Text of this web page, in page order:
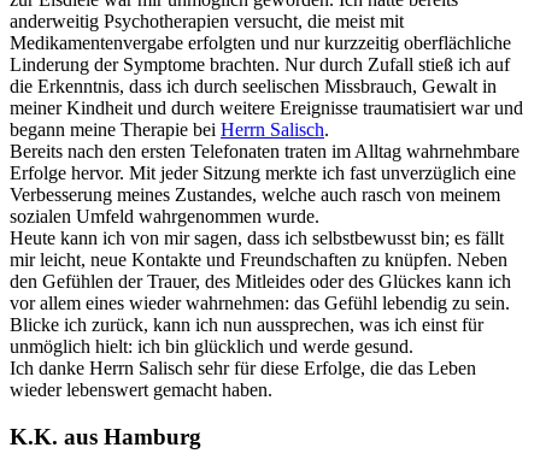
anderweitig Psychotherapien versucht, die meist mit
Medikamentenvergabe erfolgten und nur kurzzeitig oberflächliche
Linderung der Symptome brachten. Nur durch Zufall stieß ich auf
die Erkenntnis, dass ich durch seelischen Missbrauch, Gewalt in
meiner Kindheit und durch weitere Ereignisse traumatisiert war und
begann meine Therapie bei Herrn Salisch.
Bereits nach den ersten Telefonaten traten im Alltag wahrnehmbare
Erfolge hervor. Mit jeder Sitzung merkte ich fast unverzüglich eine
Verbesserung meines Zustandes, welche auch rasch von meinem
sozialen Umfeld wahrgenommen wurde.
Heute kann ich von mir sagen, dass ich selbstbewusst bin; es fällt
mir leicht, neue Kontakte und Freundschaften zu knüpfen. Neben
den Gefühlen der Trauer, des Mitleides oder des Glückes kann ich
vor allem eines wieder wahrnehmen: das Gefühl lebendig zu sein.
Blicke ich zurück, kann ich nun aussprechen, was ich einst für
unmöglich hielt: ich bin glücklich und werde gesund.
Ich danke Herrn Salisch sehr für diese Erfolge, die das Leben
wieder lebenswert gemacht haben.
K.K. aus Hamburg